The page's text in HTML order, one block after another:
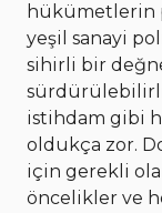
hükümetlerin
yeşil sanayi
sihirli bir
istihdam gibi
oldukça zor.
için gerekli
öncelikler ve